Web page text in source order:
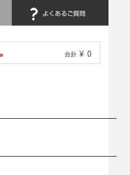
よくあるご質問
合計 ¥ 0